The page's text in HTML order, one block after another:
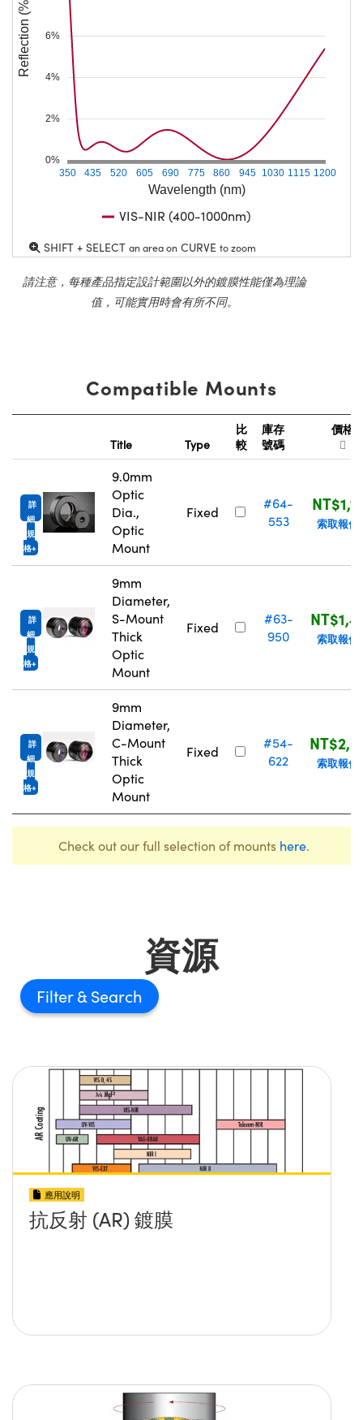
Wavelength (nm)
350 435 520 605 690 775 860 945 1030 1115 1200
0%
2%
4%
6%
Reflection (%)
VIS-NIR (400-1000nm)
SHIFT + SELECT an area on CURVE to zoom
請注意，每種產品指定設計範圍以外的鍍膜性能僅為理論
值，可能實用時會有所不同。
Compatible Mounts
Title Type
比
較
庫存
號碼
價格
詳
細
規
格
9.0mm
Optic
Dia.,
Optic
Mount
Fixed
#64-
553
索取報價
詳
細
規
格
9mm
Diameter,
S-Mount
Thick
Optic
Mount
Fixed
#63-
950
索取報價
詳
細
規
格
9mm
Diameter,
C-Mount
Thick
Optic
Mount
Fixed
#54-
622
索取報價
Check out our full selection of mounts here.
資源
Filter
應用說明
抗反射 (AR) 鍍膜